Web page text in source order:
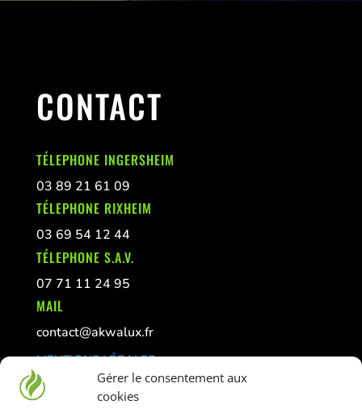
Gérer le consentement aux
cookies
CONTACT
TÉLEPHONE INGERSHEIM
03 89 21 61 09
TÉLEPHONE RIXHEIM
03 69 54 12 44
TÉLEPHONE S.A.V.
07 71 11 24 95
MAIL
contact@akwalux.fr
MENTIONS LÉGALES
CONFIDENTIALITÉ